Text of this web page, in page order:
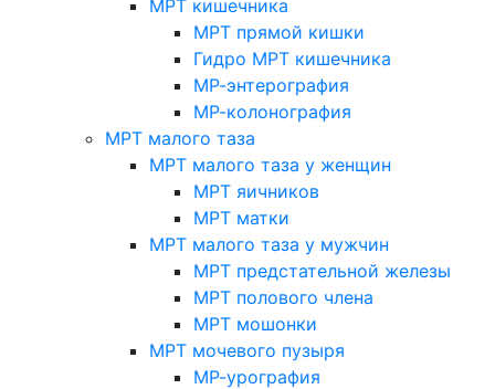
МРТ кишечника
МРТ прямой кишки
Гидро МРТ кишечника
МР-энтерография
МР-колонография
МРТ малого таза
МРТ малого таза у женщин
МРТ яичников
МРТ матки
МРТ малого таза у мужчин
МРТ предстательной железы
МРТ полового члена
МРТ мошонки
МРТ мочевого пузыря
МР-урография